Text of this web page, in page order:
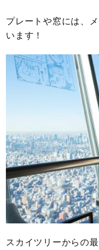
プレートや窓には、
います！
スカイツリーからの